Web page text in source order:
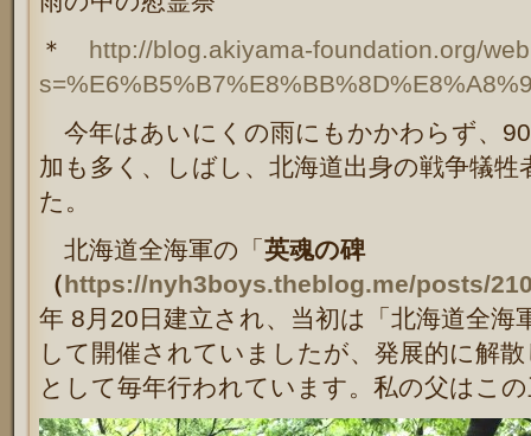
＊ http://blog.akiyama-foundation.org/
今年はあいにくの雨にもかかわらず、
加も多く、しばし、北海道出身の戦争犠
た。
北海道全海軍の「 英魂の碑
（https://nyh3boys.theblog.me/posts/
年 8月20日建立され、当初は「北海道全
して開催されていましたが、発展的に解
として毎年行われています。私の父はこ